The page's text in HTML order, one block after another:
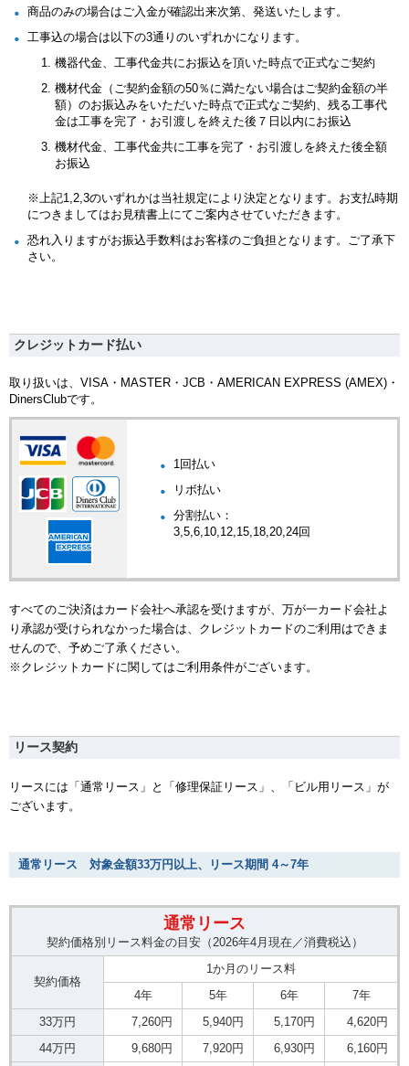
商品のみの場合はご入金が確認出来次第、発送いたします。
工事込の場合は以下の3通りのいずれかになります。
機器代金、工事代金共にお振込を頂いた時点で正式なご契約
機材代金（ご契約金額の50％に満たない場合はご契約金額の半
額）のお振込みをいただいた時点で正式なご契約、残る工事代
金は工事を完了・お引渡しを終えた後７日以内にお振込
機材代金、工事代金共に工事を完了・お引渡しを終えた後全額
お振込
※上記1,2,3のいずれかは当社規定により決定となります。お支払時期
につきましてはお見積書上にてご案内させていただきます。
恐れ入りますがお振込手数料はお客様のご負担となります。ご了承下
さい。
クレジットカード払い
取り扱いは、VISA・MASTER・JCB・AMERICAN EXPRESS (AMEX)・
DinersClubです。
1回払い
リボ払い
分割払い：
3,5,6,10,12,15,18,20,24回
すべてのご決済はカード会社へ承認を受けますが、万が一カード会社よ
り承認が受けられなかった場合は、クレジットカードのご利用はできま
せんので、予めご了承ください。
※クレジットカードに関してはご利用条件がございます。
リース契約
リースには「通常リース」と「修理保証リース」、「ビル用リース」が
ございます。
通常リース 対象金額33万円以上、リース期間 4～7年
通常リース
契約価格別リース料金の目安（2026年4月現在／消費税込）
契約価格
1か月のリース料
4年
5年 6年
7年
33万円
7,260円 5,940円 5,170円
4,620円
44万円
9,680円 7,920円 6,930円
6,160円